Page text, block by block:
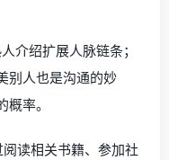
介绍扩展人脉链条；
别人也是沟通的妙
率。
读相关书籍、参加社